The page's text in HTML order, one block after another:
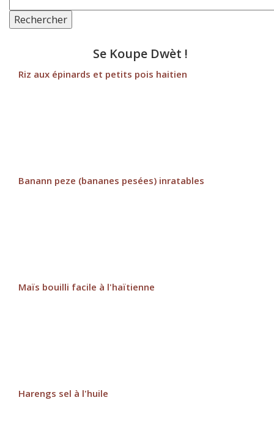
Rechercher
Se Koupe Dwèt !
Riz aux épinards et petits pois haitien
Banann peze (bananes pesées) inratables
Maïs bouilli facile à l'haïtienne
Harengs sel à l'huile